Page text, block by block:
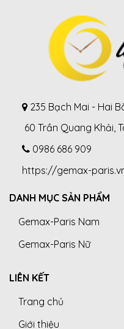
235 Bạch Mai - Hai
60 Trần Quang Khải,
0986 686 909
https://gemax-
DANH MỤC SẢN PHẨM
Gemax-Paris Nam
Gemax-Paris Nữ
LIÊN KẾT
Trang chủ
Giới thiệu